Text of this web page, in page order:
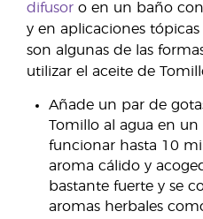
difusor o en un baño
y en aplicaciones tópicas
son algunas de las
utilizar el aceite de
Añade un par de
Tomillo al agua en
funcionar hasta 10
aroma cálido y
bastante fuerte y se
aromas herbales